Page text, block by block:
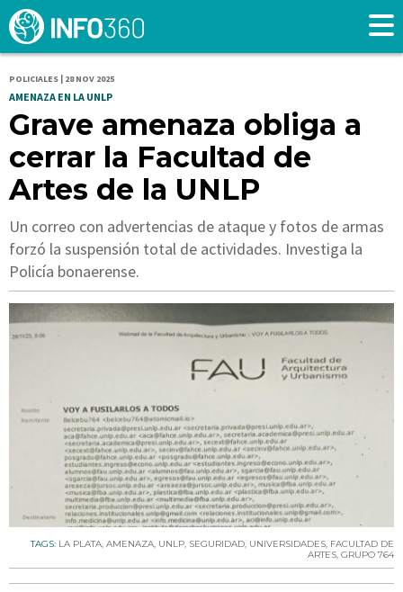
POLICIALES | 28 NOV 2025
AMENAZA EN LA UNLP
Grave amenaza obliga a
cerrar la Facultad de
Artes de la UNLP
Un correo con advertencias de ataque y fotos de armas
forzó la suspensión total de actividades. Investiga la
Policía bonaerense.
TAGS: LA PLATA, AMENAZA, UNLP, SEGURIDAD, UNIVERSIDADES, FACULTAD DE
ARTES, GRUPO 764